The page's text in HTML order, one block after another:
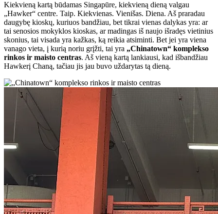
Kiekvieną kartą būdamas Singapūre, kiekvieną dieną valgau
„Hawker“ centre. Taip. Kiekvienas. Vienišas. Diena. Aš praradau
daugybę kioskų, kuriuos bandžiau, bet tikrai vienas dalykas yra: ar
tai senosios mokyklos kioskas, ar madingas iš naujo išradęs vietinius
skonius, tai visada yra kažkas, ką reikia atsiminti. Bet jei yra viena
vanago vieta, į kurią noriu grįžti, tai yra „Chinatown“ komplekso
rinkos ir maisto centras. Aš vieną kartą lankiausi, kad išbandžiau
Hawkerį Chaną, tačiau jis jau buvo uždarytas tą dieną.